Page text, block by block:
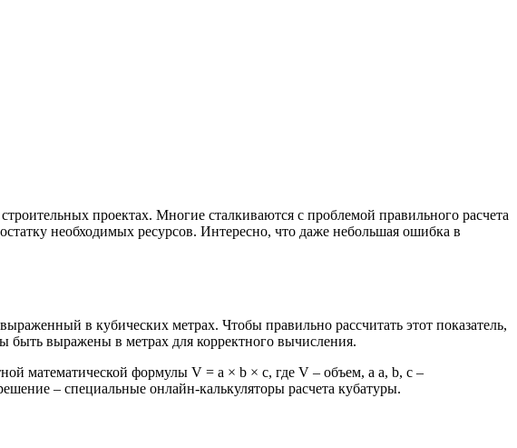
проектах. Многие сталкиваются с проблемой правильного расчета
необходимых ресурсов. Интересно, что даже небольшая ошибка в
в кубических метрах. Чтобы правильно рассчитать этот показатель,
быть выражены в метрах для корректного вычисления.
математической формулы V = a × b × c, где V – объем, а a, b, c –
– специальные онлайн-калькуляторы расчета кубатуры.